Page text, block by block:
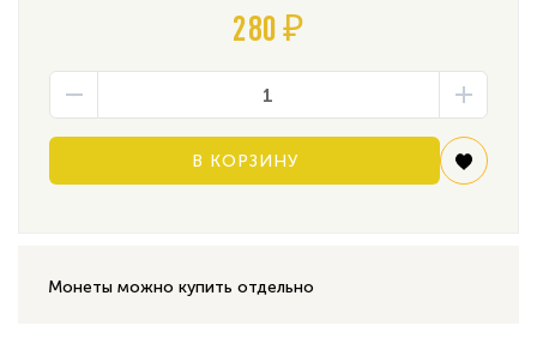
280 ₽
В КОРЗИНУ
Монеты можно купить отдельно